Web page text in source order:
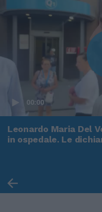
00:00
Leonardo Maria Del
in ospedale. Le